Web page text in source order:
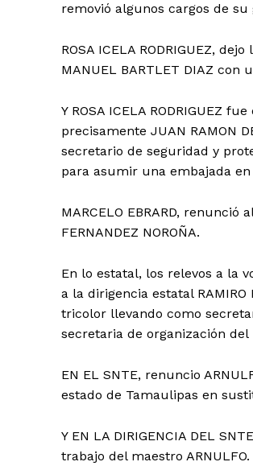
removió algunos cargos de su
ROSA ICELA RODRIGUEZ,
MANUEL BARTLET DIAZ
Y ROSA ICELA RODRIGUEZ
precisamente JUAN RAMON
secretario de seguridad y
para asumir una embajada
MARCELO EBRARD,
FERNANDEZ NOROÑA.
En lo estatal, los relevos a la
a la dirigencia estatal
tricolor llevando como
secretaria de organización
EN EL SNTE, renuncio
estado de Tamaulipas en
Y EN LA DIRIGENCIA DEL
trabajo del maestro ARNULFO.